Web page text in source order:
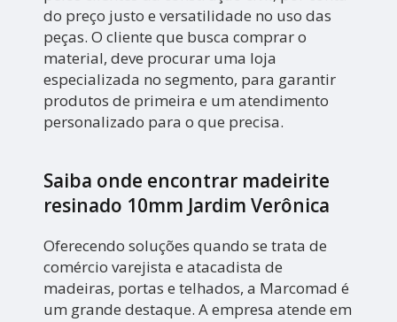
do preço justo e versatilidade no uso das
peças. O cliente que busca comprar o
material, deve procurar uma loja
especializada no segmento, para garantir
produtos de primeira e um atendimento
personalizado para o que precisa.
Saiba onde encontrar madeirite
resinado 10mm Jardim Verônica
Oferecendo soluções quando se trata de
comércio varejista e atacadista de
madeiras, portas e telhados, a Marcomad é
um grande destaque. A empresa atende em